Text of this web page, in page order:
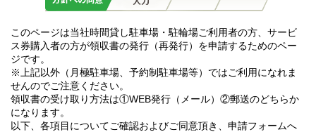
このページは当社時間貸し駐車場・駐輪場ご利用者の方、サービ
ス券購入者の方が領収書の発行（再発行）を申請するためのペー
ジです。
※上記以外（月極駐車場、予約制駐車場等）ではご利用になれま
せんのでご注意ください。
領収書の受け取り方法は①WEB発行（メール）②郵送のどちらか
になります。
以下、各項目についてご確認およびご同意頂き、申請フォームへ